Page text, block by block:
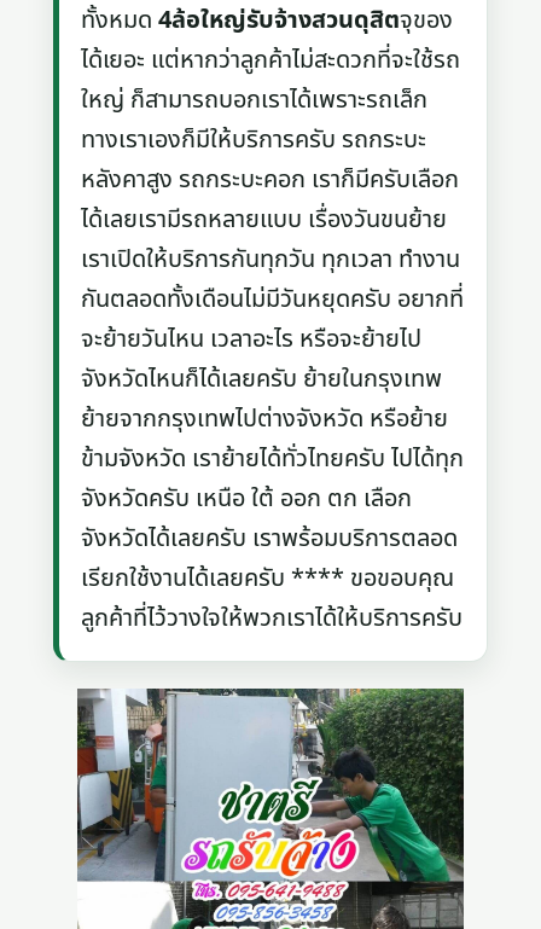
ทั้งหมด4ล้อใหญ่รับจ้างสวนดุสิตจุของ
ได้เยอะ แต่หากว่าลูกค้าไม่สะดวกที่จะใช้รถ
ใหญ่ ก็สามารถบอกเราได้เพราะรถเล็ก
ทางเราเองก็มีให้บริการครับ รถกระบะ
หลังคาสูง รถกระบะคอก เราก็มีครับเลือก
ได้เลยเรามีรถหลายแบบ เรื่องวันขนย้าย
เราเปิดให้บริการกันทุกวัน ทุกเวลา ทำงาน
กันตลอดทั้งเดือนไม่มีวันหยุดครับ อยากที่
จะย้ายวันไหน เวลาอะไร หรือจะย้ายไป
จังหวัดไหนก็ได้เลยครับ ย้ายในกรุงเทพ
ย้ายจากกรุงเทพไปต่างจังหวัด หรือย้าย
ข้ามจังหวัด เราย้ายได้ทั่วไทยครับ ไปได้ทุก
จังหวัดครับ เหนือ ใต้ ออก ตก เลือก
จังหวัดได้เลยครับ เราพร้อมบริการตลอด
เรียกใช้งานได้เลยครับ **** ขอขอบคุณ
ลูกค้าที่ไว้วางใจให้พวกเราได้ให้บริการครับ